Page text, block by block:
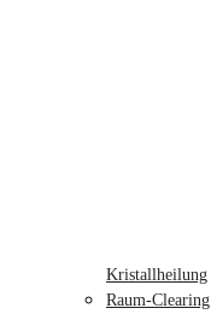
Kristallheilung
Raum-Clearing